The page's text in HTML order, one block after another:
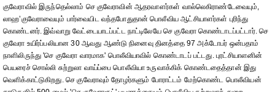
குவேராவில் இருந்தெல்லாம் செ குவேராவின் ஆதரவாளர்கள் வால்லெகிராண்டேவையும்,
லாஹ’குவேராவையும் பார்வையிட வந்தபோதுதான் பொலீவிய ஆட்சியாளர்கள் புரிந்து
கொண்டனர். இவ்வாறு வேட்டையாடப்பட்ட நாட்டிலேயே செ குவேரா கொண்டாடப்பட்டார். செ
குவேரா உயிர்ப்பலியான 30 ஆவது ஆண்டு நினைவு தினத்தை 97 அக்டோபர் ஒன்பதாம்
நாளிலிருந்து 'செ குவேரா வாரமாக' பொலீவியாவில் கொண்டாடப் பட்டது. புரட்சியாளனின்
பெயரைச் சொல்லி சுற்றுலா வாய்ப்பை பொலீவியா உருவாக்கிக் கொண்டதைத்தான் இது
வெளிக்காட்டுகிறது. செ குவேராவும் தோழர்களும் போராட்டம் மேற்கொண்ட பொலீவியன்